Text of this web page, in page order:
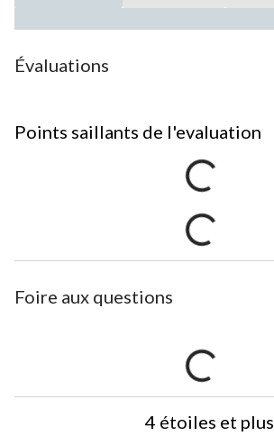
Évaluations
Points saillants de l'evaluation
Foire aux questions
4 étoiles et plus